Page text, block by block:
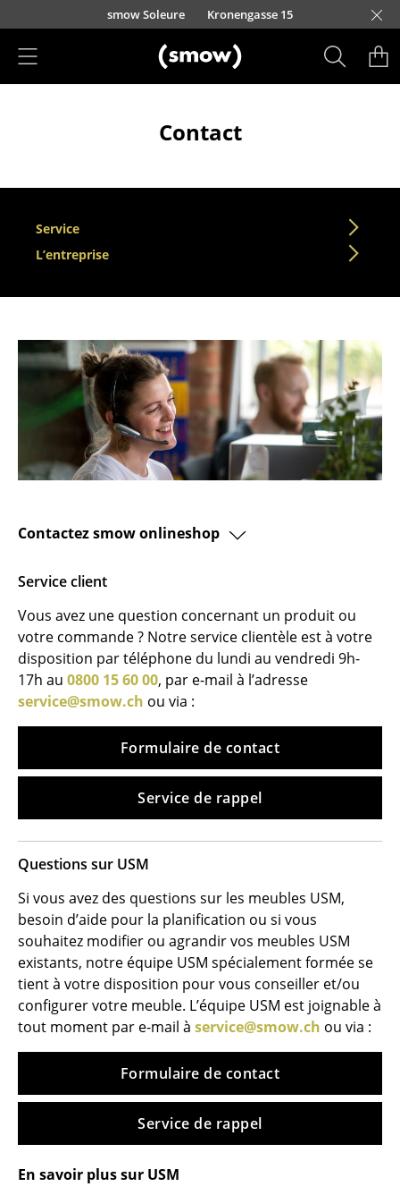
Accéder directement au contenu
smow Soleure Kronengasse 15
Fauteuils
Chaises cantilever
Chaises et Tabourets de bar
Tabourets
Bancs & Chaises longues
Chaises de jardin
Chaises de bureau
Chaises de conférence
Fauteuils de direction
Pièces détachées
... voir tous les sièges
Tables
Tables de repas
Tables d’appoint
Tables basses
Bureaux & Secrétaires
Secrétaires & Tables PC
Tables de conférence et Pupitres
Tables hautes & Pupitres
Table de jardin
Chariots & Dessertes
Contact
Service
L’entreprise
Contactez smow onlineshop
Service client
Vous avez une question concernant un produit ou
votre commande ? Notre service clientèle est à votre
disposition par téléphone du lundi au vendredi 9h-
17h au 0800 15 60 00, par e-mail à l’adresse
service@smow.ch ou via :
Formulaire de contact
Service de rappel
Questions sur USM
Si vous avez des questions sur les meubles USM,
besoin d’aide pour la planification ou si vous
souhaitez modifier ou agrandir vos meubles USM
existants, notre équipe USM spécialement formée se
tient à votre disposition pour vous conseiller et/ou
configurer votre meuble. L’équipe USM est joignable à
tout moment par e-mail à service@smow.ch ou via :
Formulaire de contact
Service de rappel
En savoir plus sur USM